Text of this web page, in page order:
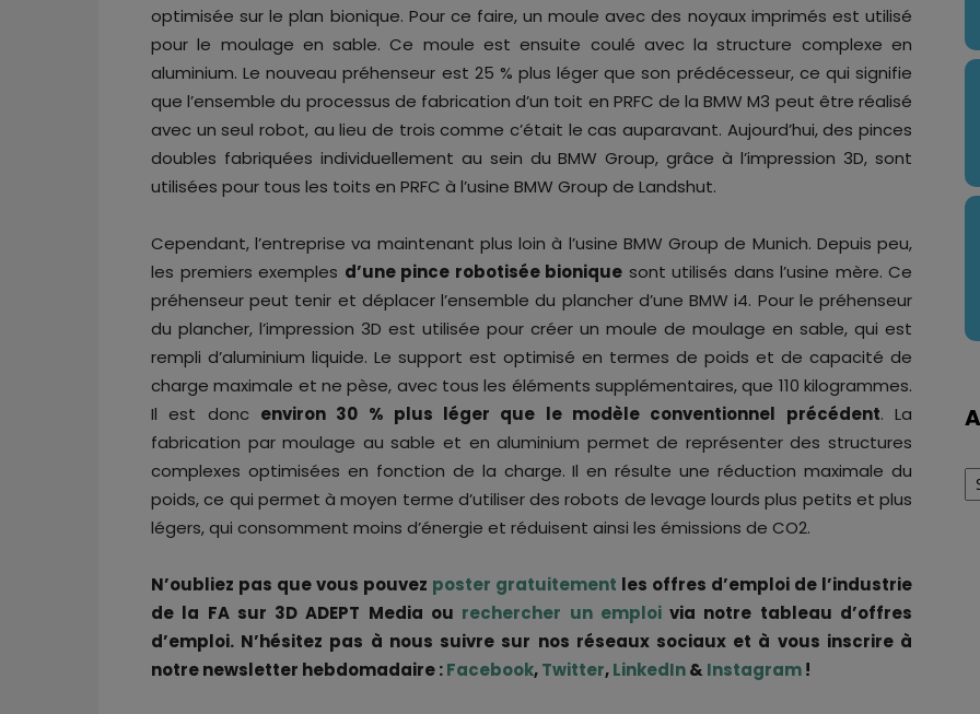
optimisée sur le plan bionique. Pour ce faire, un moule avec des noyaux imprimés est utilisé
pour le moulage en sable. Ce moule est ensuite coulé avec la structure complexe en
aluminium. Le nouveau préhenseur est 25 % plus léger que son prédécesseur, ce qui signifie
que l’ensemble du processus de fabrication d’un toit en PRFC de la BMW M3 peut être réalisé
avec un seul robot, au lieu de trois comme c’était le cas auparavant. Aujourd’hui, des pinces
doubles fabriquées individuellement au sein du BMW Group, grâce à l’impression 3D, sont
utilisées pour tous les toits en PRFC à l’usine BMW Group de Landshut.
Cependant, l’entreprise va maintenant plus loin à l’usine BMW Group de Munich. Depuis peu,
les premiers exemples d’une pince robotisée bionique sont utilisés dans l’usine mère. Ce
préhenseur peut tenir et déplacer l’ensemble du plancher d’une BMW i4. Pour le préhenseur
du plancher, l’impression 3D est utilisée pour créer un moule de moulage en sable, qui est
rempli d’aluminium liquide. Le support est optimisé en termes de poids et de capacité de
charge maximale et ne pèse, avec tous les éléments supplémentaires, que 110 kilogrammes.
Il est donc environ 30 % plus léger que le modèle conventionnel précédent. La
fabrication par moulage au sable et en aluminium permet de représenter des structures
complexes optimisées en fonction de la charge. Il en résulte une réduction maximale du
poids, ce qui permet à moyen terme d’utiliser des robots de levage lourds plus petits et plus
légers, qui consomment moins d’énergie et réduisent ainsi les émissions de CO2.
N’oubliez pas que vous pouvez poster gratuitement les offres d’emploi de l’industrie
de la FA sur 3D ADEPT Media ou rechercher un emploivia notre tableau d’offres
d’emploi. N’hésitez pas à nous suivre sur nos réseaux sociaux et à vous inscrire à
notre newsletter hebdomadaire :Facebook,Twitter,LinkedIn& Instagram!